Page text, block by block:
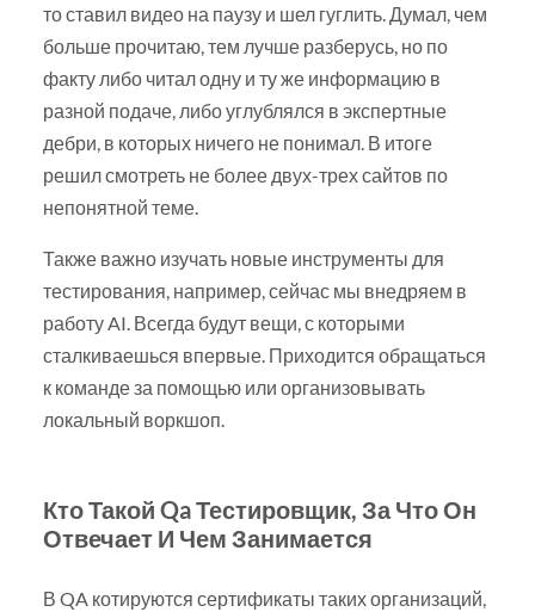
то ставил видео на паузу и шел гуглить. Думал, чем
больше прочитаю, тем лучше разберусь, но по
факту либо читал одну и ту же информацию в
разной подаче, либо углублялся в экспертные
дебри, в которых ничего не понимал. В итоге
решил смотреть не более двух-трех сайтов по
непонятной теме.
Также важно изучать новые инструменты для
тестирования, например, сейчас мы внедряем в
работу AI. Всегда будут вещи, с которыми
сталкиваешься впервые. Приходится обращаться
к команде за помощью или организовывать
локальный воркшоп.
Кто Такой Qa Тестировщик, За Что Он
Отвечает И Чем Занимается
В QA котируются сертификаты таких организаций,